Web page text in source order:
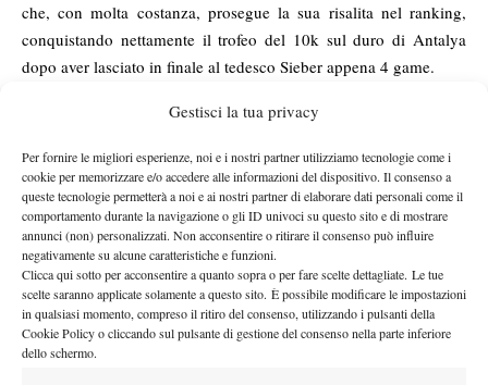
Gestisci la tua privacy
Per fornire le migliori esperienze, noi e i nostri partner utilizziamo tecnologie come i
cookie per memorizzare e/o accedere alle informazioni del dispositivo. Il consenso a
queste tecnologie permetterà a noi e ai nostri partner di elaborare dati personali come il
comportamento durante la navigazione o gli ID univoci su questo sito e di mostrare
annunci (non) personalizzati. Non acconsentire o ritirare il consenso può influire
negativamente su alcune caratteristiche e funzioni.
Clicca qui sotto per acconsentire a quanto sopra o per fare scelte dettagliate. Le tue
scelte saranno applicate solamente a questo sito. È possibile modificare le impostazioni
in qualsiasi momento, compreso il ritiro del consenso, utilizzando i pulsanti della
Cookie Policy o cliccando sul pulsante di gestione del consenso nella parte inferiore
dello schermo.
che, con molta costanza, prosegue la sua risalita nel ranking,
conquistando nettamente il trofeo del 10k sul duro di Antalya
dopo aver lasciato in finale al tedesco Sieber appena 4 game.
vedeva diversi tornei di punta in cartellone. Cominciando proprio
dagli Itf chiave in programma si segnala l’ottimo sussulto
Cagnes.Sur-.Mer(100.000$, terra) della polaccaMagda
Linette, che conferma di meritarsi ampiamente un posto in top
100 (al momento è numero 81 Wta) dopo aver frenato in finale le
velleità della speranza tedesca Carina Witthoeft, ko 63 75.
Rimanendo sugli Itf caldi appena terminati arrivano punti
preziosissimi anche per la cineseKai-Lin Zhang, che si regala il
best ranking al numero 118 Wta dopo ilsuccesso nel 100k di
Anning